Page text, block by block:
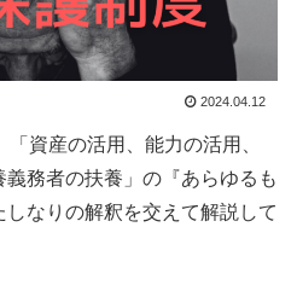
2024.04.12
資産の活用、能力の活用、
務者の扶養」の『あらゆるも
なりの解釈を交えて解説して